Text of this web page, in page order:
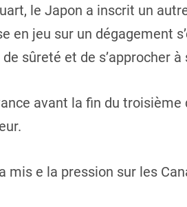
le Japon a inscrit un
en jeu sur un dégagement
sûreté et de s’approcher
avant la fin du
mis e la pression sur les